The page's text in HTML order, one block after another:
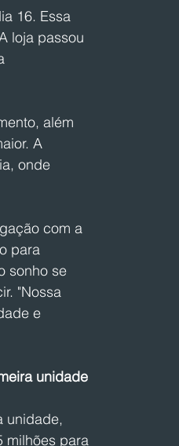
16. Essa
loja passou
além
A
onde
com a
para
sonho se
"Nossa
e
unidade
unidade,
milhões para